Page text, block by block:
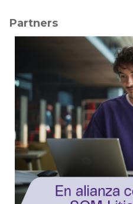
Partners